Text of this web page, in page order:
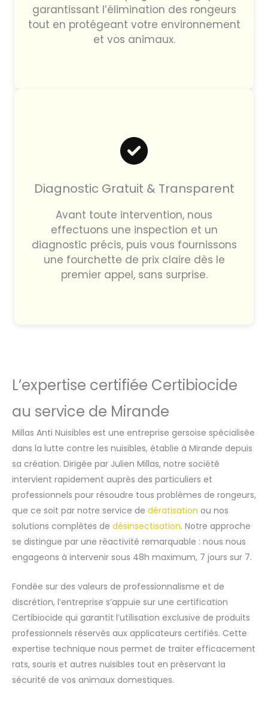
garantissant l’élimination des rongeurs
tout en protégeant votre environnement
et vos animaux.
Diagnostic Gratuit & Transparent
Avant toute intervention, nous
effectuons une inspection et un
diagnostic précis, puis vous fournissons
une fourchette de prix claire dès le
premier appel, sans surprise.
L’expertise certifiée Certibiocide
au service de Mirande
Millas Anti Nuisibles est une entreprise gersoise spécialisée
dans la lutte contre les nuisibles, établie à Mirande depuis
sa création. Dirigée par Julien Millas, notre société
intervient rapidement auprès des particuliers et
professionnels pour résoudre tous problèmes de rongeurs,
que ce soit par notre service de dératisation ou nos
solutions complètes de désinsectisation. Notre approche
se distingue par une réactivité remarquable : nous nous
engageons à intervenir sous 48h maximum, 7 jours sur 7.
Fondée sur des valeurs de professionnalisme et de
discrétion, l’entreprise s’appuie sur une certification
Certibiocide qui garantit l’utilisation exclusive de produits
professionnels réservés aux applicateurs certifiés. Cette
expertise technique nous permet de traiter efficacement
rats, souris et autres nuisibles tout en préservant la
sécurité de vos animaux domestiques.